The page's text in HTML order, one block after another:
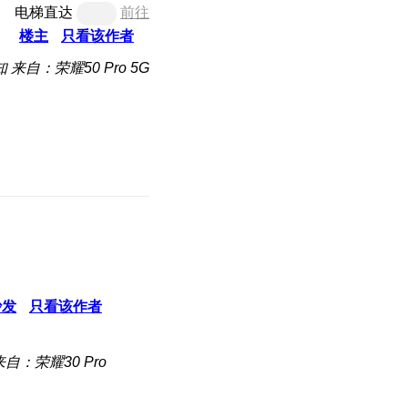
电梯直达
前往
楼主
只看该作者
来自：荣耀50 Pro 5G
只看该作者
自：荣耀30 Pro